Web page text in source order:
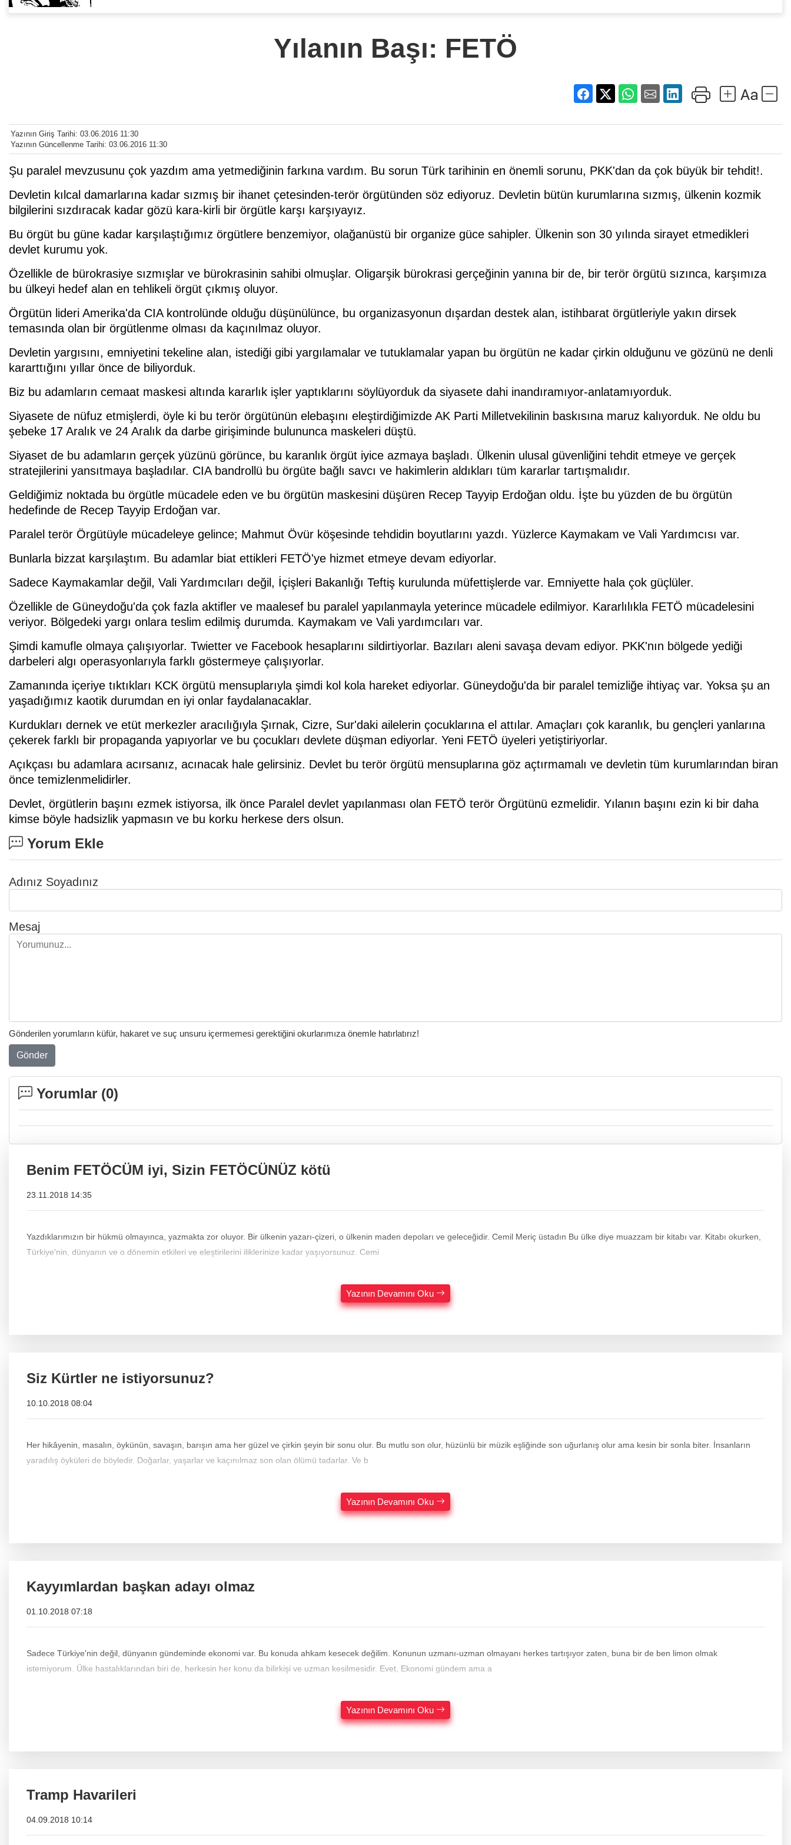
Yılanın Başı: FETÖ
Yazının Giriş Tarihi: 03.06.2016 11:30
Yazının Güncellenme Tarihi: 03.06.2016 11:30
Şu paralel mevzusunu çok yazdım ama yetmediğinin farkına vardım. Bu sorun Türk tarihinin en önemli sorunu, PKK'dan da çok büyük bir tehdit!.
Devletin kılcal damarlarına kadar sızmış bir ihanet çetesinden-terör örgütünden söz ediyoruz. Devletin bütün kurumlarına sızmış, ülkenin kozmik
bilgilerini sızdıracak kadar gözü kara-kirli bir örgütle karşı karşıyayız.
Bu örgüt bu güne kadar karşılaştığımız örgütlere benzemiyor, olağanüstü bir organize güce sahipler. Ülkenin son 30 yılında sirayet etmedikleri
devlet kurumu yok.
Özellikle de bürokrasiye sızmışlar ve bürokrasinin sahibi olmuşlar. Oligarşik bürokrasi gerçeğinin yanına bir de, bir terör örgütü sızınca, karşımıza
bu ülkeyi hedef alan en tehlikeli örgüt çıkmış oluyor.
Örgütün lideri Amerika'da CIA kontrolünde olduğu düşünülünce, bu organizasyonun dışardan destek alan, istihbarat örgütleriyle yakın dirsek
temasında olan bir örgütlenme olması da kaçınılmaz oluyor.
Devletin yargısını, emniyetini tekeline alan, istediği gibi yargılamalar ve tutuklamalar yapan bu örgütün ne kadar çirkin olduğunu ve gözünü ne denli
kararttığını yıllar önce de biliyorduk.
Biz bu adamların cemaat maskesi altında kararlık işler yaptıklarını söylüyorduk da siyasete dahi inandıramıyor-anlatamıyorduk.
Siyasete de nüfuz etmişlerdi, öyle ki bu terör örgütünün elebaşını eleştirdiğimizde AK Parti Milletvekilinin baskısına maruz kalıyorduk. Ne oldu bu
şebeke 17 Aralık ve 24 Aralık da darbe girişiminde bulununca maskeleri düştü.
Siyaset de bu adamların gerçek yüzünü görünce, bu karanlık örgüt iyice azmaya başladı. Ülkenin ulusal güvenliğini tehdit etmeye ve gerçek
stratejilerini yansıtmaya başladılar. CIA bandrollü bu örgüte bağlı savcı ve hakimlerin aldıkları tüm kararlar tartışmalıdır.
Geldiğimiz noktada bu örgütle mücadele eden ve bu örgütün maskesini düşüren Recep Tayyip Erdoğan oldu. İşte bu yüzden de bu örgütün
hedefinde de Recep Tayyip Erdoğan var.
Paralel terör Örgütüyle mücadeleye gelince; Mahmut Övür köşesinde tehdidin boyutlarını yazdı. Yüzlerce Kaymakam ve Vali Yardımcısı var.
Bunlarla bizzat karşılaştım. Bu adamlar biat ettikleri FETÖ'ye hizmet etmeye devam ediyorlar.
Sadece Kaymakamlar değil, Vali Yardımcıları değil, İçişleri Bakanlığı Teftiş kurulunda müfettişlerde var. Emniyette hala çok güçlüler.
Özellikle de Güneydoğu'da çok fazla aktifler ve maalesef bu paralel yapılanmayla yeterince mücadele edilmiyor. Kararlılıkla FETÖ mücadelesini
veriyor. Bölgedeki yargı onlara teslim edilmiş durumda. Kaymakam ve Vali yardımcıları var.
Şimdi kamufle olmaya çalışıyorlar. Twietter ve Facebook hesaplarını sildirtiyorlar. Bazıları aleni savaşa devam ediyor. PKK'nın bölgede yediği
darbeleri algı operasyonlarıyla farklı göstermeye çalışıyorlar.
Zamanında içeriye tıktıkları KCK örgütü mensuplarıyla şimdi kol kola hareket ediyorlar. Güneydoğu'da bir paralel temizliğe ihtiyaç var. Yoksa şu an
yaşadığımız kaotik durumdan en iyi onlar faydalanacaklar.
Kurdukları dernek ve etüt merkezler aracılığıyla Şırnak, Cizre, Sur'daki ailelerin çocuklarına el attılar. Amaçları çok karanlık, bu gençleri yanlarına
çekerek farklı bir propaganda yapıyorlar ve bu çocukları devlete düşman ediyorlar. Yeni FETÖ üyeleri yetiştiriyorlar.
Açıkçası bu adamlara acırsanız, acınacak hale gelirsiniz. Devlet bu terör örgütü mensuplarına göz açtırmamalı ve devletin tüm kurumlarından biran
önce temizlenmelidirler.
Devlet, örgütlerin başını ezmek istiyorsa, ilk önce Paralel devlet yapılanması olan FETÖ terör Örgütünü ezmelidir. Yılanın başını ezin ki bir daha
kimse böyle hadsizlik yapmasın ve bu korku herkese ders olsun.
Yorum Ekle
Adınız Soyadınız
Mesaj
Gönderilen yorumların küfür, hakaret ve suç unsuru içermemesi gerektiğini okurlarımıza önemle hatırlatırız!
Gönder
Yorumlar (0)
Benim FETÖCÜM iyi, Sizin FETÖCÜNÜZ kötü
23.11.2018 14:35
Yazdıklarımızın bir hükmü olmayınca, yazmakta zor oluyor. Bir ülkenin yazarı-çizeri, o ülkenin maden depoları ve geleceğidir. Cemil Meriç üstadın Bu ülke diye muazzam bir kitabı var. Kitabı okurken,
Türkiye'nin, dünyanın ve o dönemin etkileri ve eleştirilerini iliklerinize kadar yaşıyorsunuz. Cemi
Yazının Devamını Oku
Siz Kürtler ne istiyorsunuz?
10.10.2018 08:04
Her hikâyenin, masalın, öykünün, savaşın, barışın ama her güzel ve çirkin şeyin bir sonu olur. Bu mutlu son olur, hüzünlü bir müzik eşliğinde son uğurlanış olur ama kesin bir sonla biter. İnsanların
yaradılış öyküleri de böyledir. Doğarlar, yaşarlar ve kaçınılmaz son olan ölümü tadarlar. Ve b
Yazının Devamını Oku
Kayyımlardan başkan adayı olmaz
01.10.2018 07:18
Sadece Türkiye'nin değil, dünyanın gündeminde ekonomi var. Bu konuda ahkam kesecek değilim. Konunun uzmanı-uzman olmayanı herkes tartışıyor zaten, buna bir de ben limon olmak
istemiyorum. Ülke hastalıklarından biri de, herkesin her konu da bilirkişi ve uzman kesilmesidir. Evet, Ekonomi gündem ama a
Yazının Devamını Oku
Tramp Havarileri
04.09.2018 10:14